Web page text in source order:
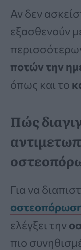
Αν δεν
εξασθενούν
ποτών την
όπως και το
Πώς
Για να
ελέγξει την
πιο